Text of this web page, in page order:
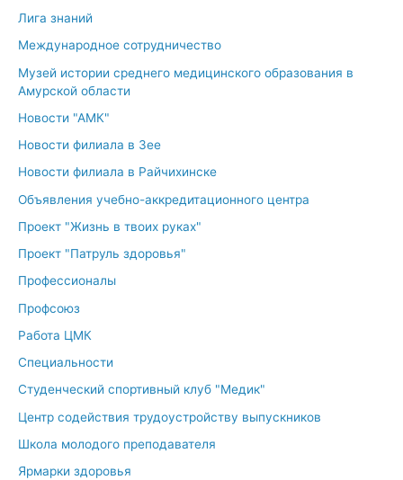
Лига знаний
Международное сотрудничество
Музей истории среднего медицинского образования в
Амурской области
Новости "АМК"
Новости филиала в Зее
Новости филиала в Райчихинске
Объявления учебно-аккредитационного центра
Проект "Жизнь в твоих руках"
Проект "Патруль здоровья"
Профессионалы
Профсоюз
Работа ЦМК
Специальности
Студенческий спортивный клуб "Медик"
Центр содействия трудоустройству выпускников
Школа молодого преподавателя
Ярмарки здоровья